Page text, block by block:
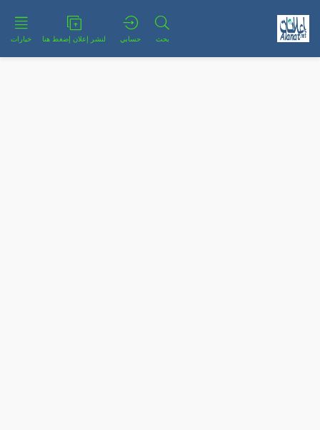
بحث حسابي لنشر إعلان إضغط هنا خيارات